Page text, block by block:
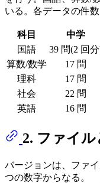
いる。各データの件
科目 中学
国語
39 問(2 回
算数/数学
17 問
理科
17 問
社会
22 問
英語
16 問
2. ファイ
バージョンは、ファ
つの数字からなる。